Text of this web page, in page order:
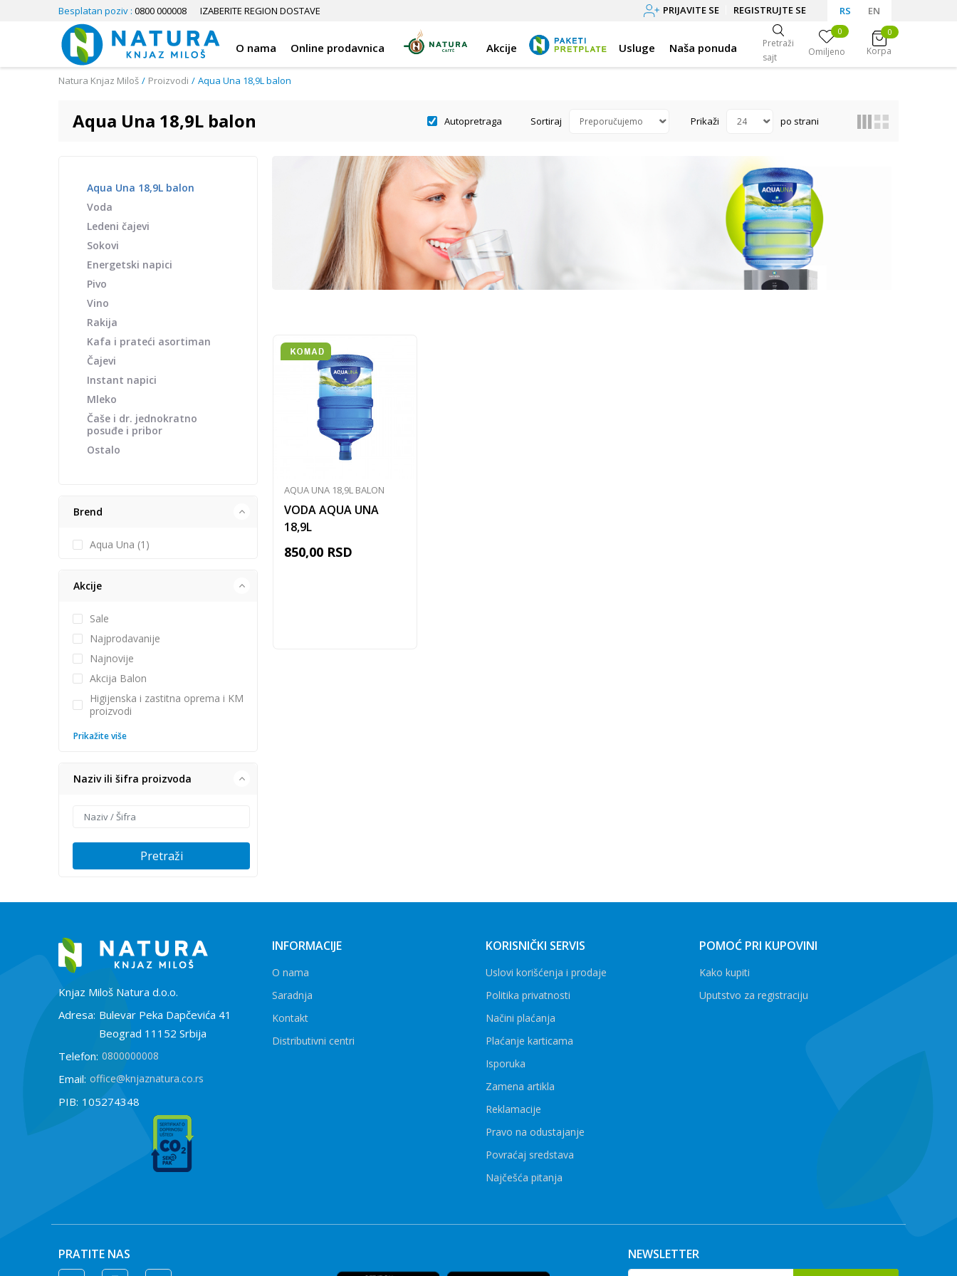
Besplatan poziv : 0800 000008 IZABERITE REGION DOSTAVE RS EN
PRIJAVITE SE REGISTRUJTE SE
O nama Online prodavnica Akcije Usluge Naša ponuda
Pretraži
sajt
Omiljeno
0
Korpa
0
Natura Knjaz Miloš Proizvodi Aqua Una 18,9L balon
Aqua Una 18,9L balon Autopretraga Sortiraj Prikaži po strani
Aqua Una 18,9L balon
Voda
Ledeni čajevi
Sokovi
Energetski napici
Pivo
Vino
Rakija
Kafa i prateći asortiman
Čajevi
Instant napici
Mleko
Čaše i dr. jednokratno
posuđe i pribor
Ostalo
Brend
Aqua Una (1)
Akcije
Sale
Najprodavanije
Najnovije
Akcija Balon
Higijenska i zastitna oprema i KM
proizvodi
Prikažite više
Naziv ili šifra proizvoda
Pretraži
AQUA UNA 18,9L BALON
VODA AQUA UNA
18,9L
850,00 RSD
Knjaz Miloš Natura d.o.o.
Adresa: Bulevar Peka Dapčevića 41
Beograd 11152 Srbija
Telefon: 0800000008
Email: office@knjaznatura.co.rs
PIB: 105274348
INFORMACIJE
O nama
Saradnja
Kontakt
Distributivni centri
KORISNIČKI SERVIS
Uslovi korišćenja i prodaje
Politika privatnosti
Načini plaćanja
Plaćanje karticama
Isporuka
Zamena artikla
Reklamacije
Pravo na odustajanje
Povraćaj sredstava
Najčešća pitanja
POMOĆ PRI KUPOVINI
Kako kupiti
Uputstvo za registraciju
PRATITE NAS NEWSLETTER